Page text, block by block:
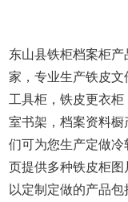
东山县铁柜档案柜
家，专业生产铁皮
工具柜，铁皮更衣
室书架，档案资料
们可为您生产定做冷
页提供多种铁皮柜
以定制定做的产品